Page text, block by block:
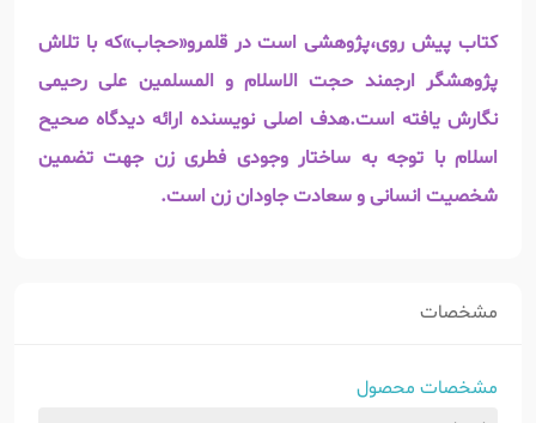
کتاب پیش روی،پژوهشی است در قلمرو«حجاب»که با تلاش
پژوهشگر ارجمند حجت الاسلام و المسلمین علی رحیمی
نگارش یافته است.هدف اصلی نویسنده ارائه دیدگاه صحیح
اسلام با توجه به ساختار وجودی فطری زن جهت تضمین
شخصیت انسانی و سعادت جاودان زن است.
مشخصات
مشخصات محصول